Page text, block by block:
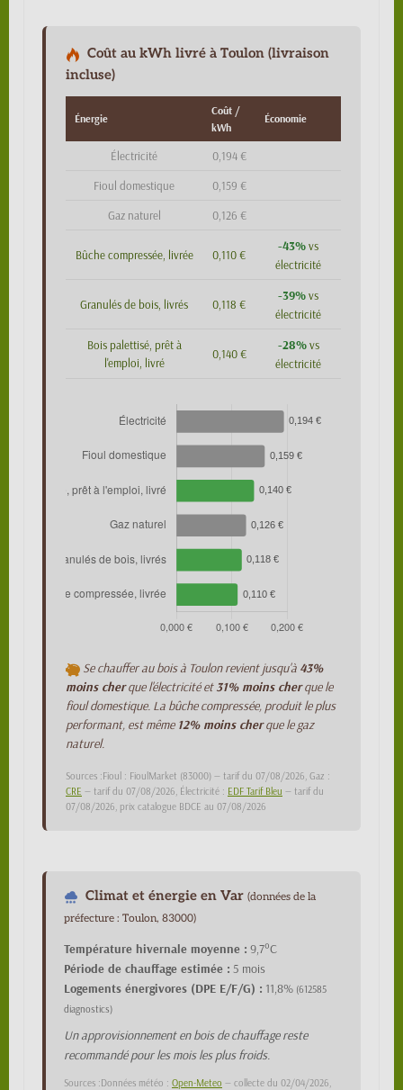
Coût au kWh livré à Toulon (livraison
incluse)
Énergie
Coût /
kWh
Économie
Électricité 0,194 €
Fioul domestique 0,159 €
Gaz naturel 0,126 €
Bûche compressée, livrée 0,110 €
-43%vs
électricité
Granulés de bois, livrés 0,118 €
-39%vs
électricité
Bois palettisé, prêt à
l'emploi, livré
0,140 €
-28%vs
électricité
Se chauffer au bois à Toulon revient jusqu'à 43%
moins cherque l'électricité et31% moins cherque le
fioul domestique. La bûche compressée, produit le plus
performant, est même 12% moins cherque le gaz
naturel.
Sources :Fioul : FioulMarket (83000) — tarif du 07/08/2026, Gaz :
CRE — tarif du 07/08/2026, Électricité : EDF Tarif Bleu — tarif du
07/08/2026, prix catalogue BDCE au 07/08/2026
Climat et énergie en Var (données de la
préfecture : Toulon, 83000)
Température hivernale moyenne : 9,7°C
Période de chauffage estimée : 5 mois
Logements énergivores (DPE E/F/G) : 11,8% (612585
diagnostics)
Un approvisionnement en bois de chauffage reste
recommandé pour les mois les plus froids.
Sources :Données météo : Open-Meteo — collecte du 02/04/2026,